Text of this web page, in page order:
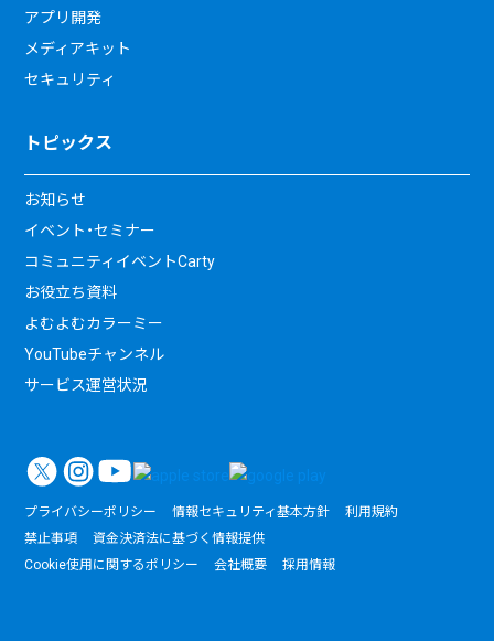
アプリ開発
メディアキット
セキュリティ
トピックス
お知らせ
イベント・セミナー
コミュニティイベントCarty
お役立ち資料
よむよむカラーミー
YouTubeチャンネル
サービス運営状況
プライバシーポリシー 情報セキュリティ基本方針
利用規約
禁止事項
資金決済法に基づく情報提供
Cookie使用に関するポリシー
会社概要 採用情報